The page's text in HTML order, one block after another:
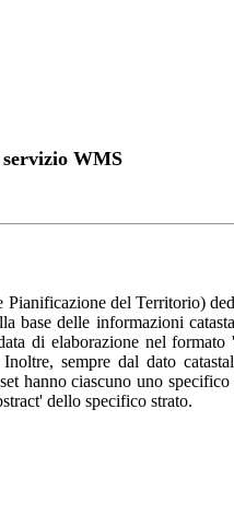
servizio WMS
del Territorio)
base delle informazioni
di elaborazione nel
sempre dal dato
hanno ciascuno uno
dello specifico strato.